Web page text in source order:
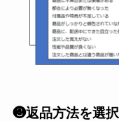
❸返品方法を選択